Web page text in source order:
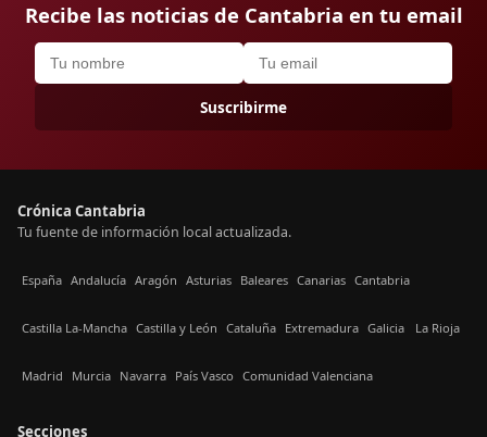
Recibe las noticias de Cantabria en tu email
Suscribirme
Crónica Cantabria
Tu fuente de información local actualizada.
España Andalucía Aragón Asturias Baleares Canarias Cantabria
Castilla La-Mancha Castilla y León Cataluña Extremadura Galicia La Rioja
Madrid Murcia Navarra País Vasco Comunidad Valenciana
Secciones